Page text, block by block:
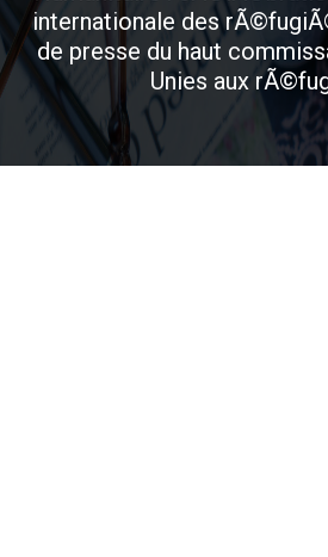
internationale des
de presse du haut
Unies aux